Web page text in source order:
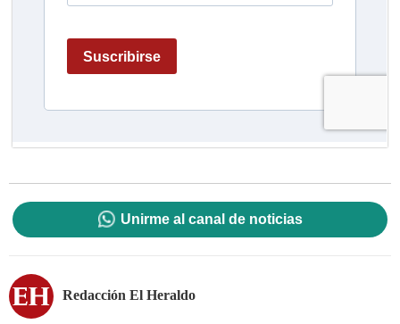
Unirme al canal de noticias
Redacción El Heraldo